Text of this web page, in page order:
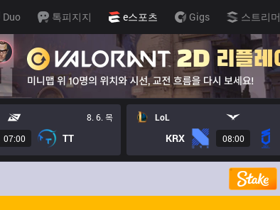
Duo 톡피지지 e스포츠 Gigs 스트리
8. 6. 목
07:00 TT
LoL
KRX 08:00